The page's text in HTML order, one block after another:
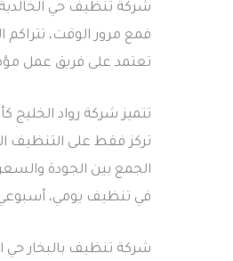
شركة تنظيف حي الخالدية
فمع مرور الوقت، تتراكم
تعتمد على فريق عمل
تتميز شركة رواد
تركز فقط على التنظيف
الجمع بين الجودة
في تنظيف يومي،
شركة تنظيف بالبخار حي